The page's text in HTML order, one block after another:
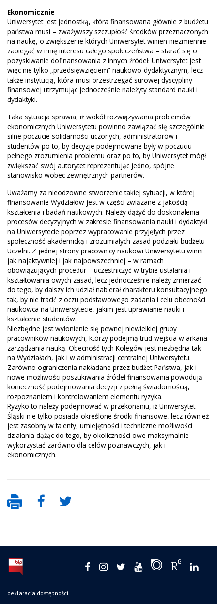
Ekonomicznie
Uniwersytet jest jednostką, która finansowana głównie z budżetu
państwa musi – zważywszy szczupłość środków przeznaczonych
na naukę, o zwiększenie których Uniwersytet winien niezmiennie
zabiegać w imię interesu całego społeczeństwa – starać się o
pozyskiwanie dofinansowania z innych źródeł. Uniwersytet jest
więc nie tylko „przedsięwzięciem” naukowo-dydaktycznym, lecz
także instytucją, która musi przestrzegać surowej dyscypliny
finansowej utrzymując jednocześnie należyty standard nauki i
dydaktyki.
Taka sytuacja sprawia, iż wokół rozwiązywania problemów
ekonomicznych Uniwersytetu powinno zawiązać się szczególnie
silne poczucie solidarności uczonych, administratorów i
studentów po to, by decyzje podejmowane były w poczuciu
pełnego zrozumienia problemu oraz po to, by Uniwersytet mógł
zwiększać swój autorytet reprezentując jedno, spójne
stanowisko wobec zewnętrznych partnerów.
Uważamy za nieodzowne stworzenie takiej sytuacji, w której
finansowanie Wydziałów jest w części związane z jakością
kształcenia i badań naukowych. Należy dążyć do doskonalenia
procesów decyzyjnych w zakresie finansowania nauki i dydaktyki
na Uniwersytecie poprzez wypracowanie przyjętych przez
społeczność akademicką i zrozumiałych zasad podziału budżetu
Uczelni. Z jednej strony pracownicy naukowi Uniwersytetu winni
jak najaktywniej i jak najpowszechniej – w ramach
obowiązujących procedur – uczestniczyć w trybie ustalania i
kształtowania owych zasad, lecz jednocześnie należy zmierzać
do tego, by dalszy ich udział nabierał charakteru konsultacyjnego
tak, by nie tracić z oczu podstawowego zadania i celu obecności
naukowca na Uniwersytecie, jakim jest uprawianie nauki i
kształcenie studentów.
Niezbędne jest wyłonienie się pewnej niewielkiej grupy
pracowników naukowych, którzy podejmą trud wejścia w arkana
zarządzania nauką. Obecność tych Kolegów jest niezbędna tak
na Wydziałach, jak i w administracji centralnej Uniwersytetu.
Zarówno ograniczenia nakładane przez budżet Państwa, jak i
nowe możliwości poszukiwania źródeł finansowania powodują
konieczność podejmowania decyzji z pełną świadomością,
rozpoznaniem i kontrolowaniem elementu ryzyka.
Ryzyko to należy podejmować w przekonaniu, iż Uniwersytet
Śląski nie tylko posiada określone środki finansowe, lecz również
jest zasobny w talenty, umiejętności i techniczne możliwości
działania dążąc do tego, by okoliczności owe maksymalnie
wykorzystać zarówno dla celów poznawczych, jak i
ekonomicznych.
deklaracja dostępności